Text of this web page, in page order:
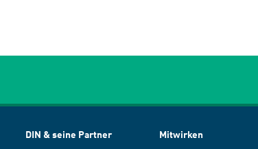
DIN & seine Partner Mitwirken